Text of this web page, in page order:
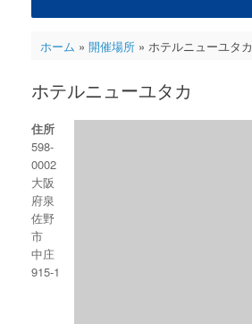
ホーム » 開催場所» ホテルニューユタカ
ホテルニューユタカ
住所
598-
0002
大阪
府泉
佐野
市
中庄
915-1